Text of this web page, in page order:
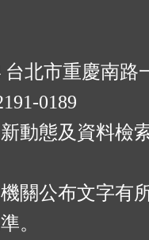
北市重慶南路
0189
動態及資料檢
關公布文字有
。